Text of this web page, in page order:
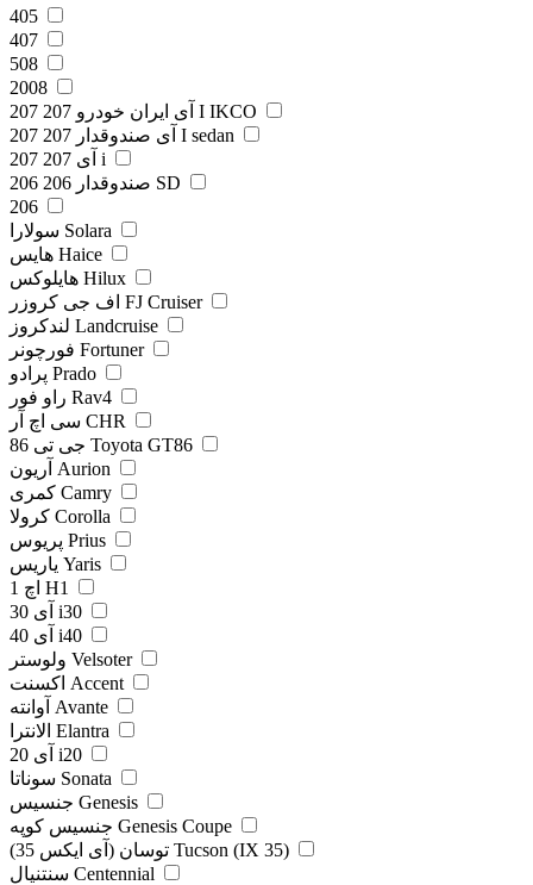
405
407
508
2008
207 آی ایران خودرو 207 I IKCO
207 آی صندوقدار 207 I sedan
207 آی 207 i
206 صندوقدار 206 SD
206
سولارا Solara
هایس Haice
هایلوکس Hilux
اف جی کروزر FJ Cruiser
لندکروز Landcruise
فورچونر Fortuner
پرادو Prado
راو فور Rav4
سی اچ آر CHR
جی تی 86 Toyota GT86
آریون Aurion
کمری Camry
کرولا Corolla
پریوس Prius
یاریس Yaris
اچ 1 H1
آی 30 i30
آی 40 i40
ولوستر Velsoter
اکسنت Accent
آوانته Avante
الانترا Elantra
آی 20 i20
سوناتا Sonata
جنسیس Genesis
جنسیس کوپه Genesis Coupe
توسان (آی ایکس 35) Tucson (IX 35)
سنتنیال Centennial